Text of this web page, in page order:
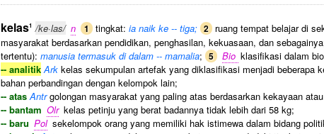
kelas1 /ke·las/ n 1 tingkat: ia naik ke -- tiga; 2 ruang tempat belajar di
masyarakat berdasarkan pendidikan, penghasilan, kekuasaan, dan
tertentu): manusia termasuk di dalam -- mamalia; 5 Bio klasifikasi dalam
-- analitik Ark kelas sekumpulan artefak yang diklasifikasi menjadi beberapa
bahan perbandingan dengan kelompok lain;
-- atas Antrgolongan masyarakat yang paling atas berdasarkan kekayaan
-- bantam Olr kelas petinju yang berat badannya tidak lebih dari 58 kg;
-- baru Pol sekelompok orang yang memiliki hak istimewa dalam bidang